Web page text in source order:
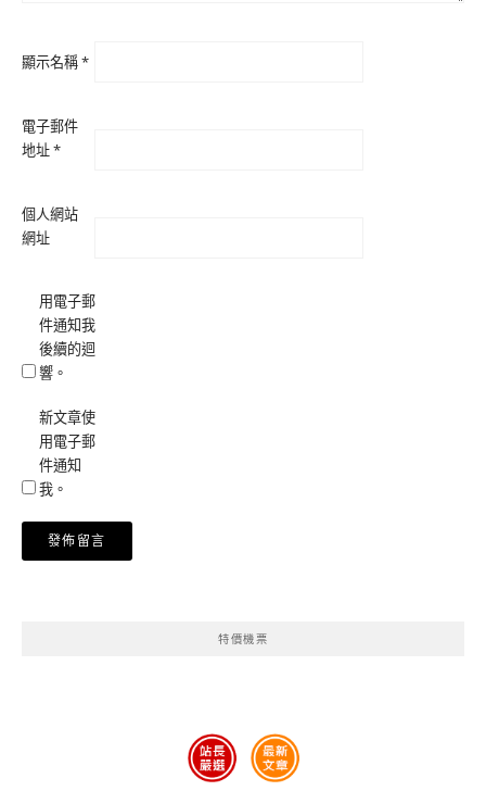
顯示名稱*
電子郵件
地址*
個人網站
網址
用電子郵
件通知我
後續的迴
響。
新文章使
用電子郵
件通知
我。
特價機票